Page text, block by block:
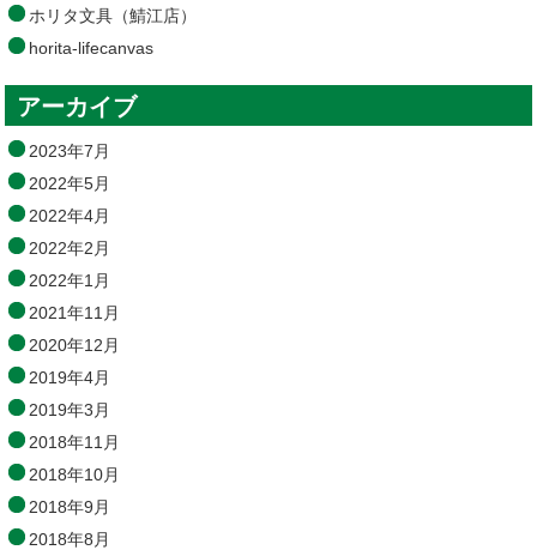
ホリタ文具（鯖江店）
horita-lifecanvas
アーカイブ
2023年7月
2022年5月
2022年4月
2022年2月
2022年1月
2021年11月
2020年12月
2019年4月
2019年3月
2018年11月
2018年10月
2018年9月
2018年8月